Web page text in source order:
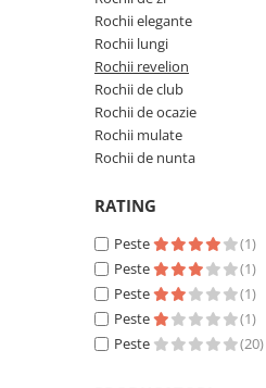
Rochii elegante
Rochii lungi
Rochii revelion
Rochii de club
Rochii de ocazie
Rochii mulate
Rochii de nunta
RATING
Peste
(1)
Peste
(1)
Peste
(1)
Peste
(1)
Peste
(20)